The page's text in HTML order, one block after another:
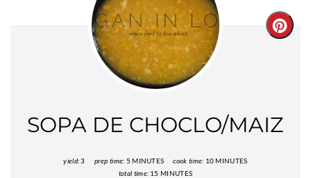
SOPA DE CHOCLO/MAIZ
yield:3 prep time: 5 MINUTES cook time: 10 MINUTES
total time: 15 MINUTES